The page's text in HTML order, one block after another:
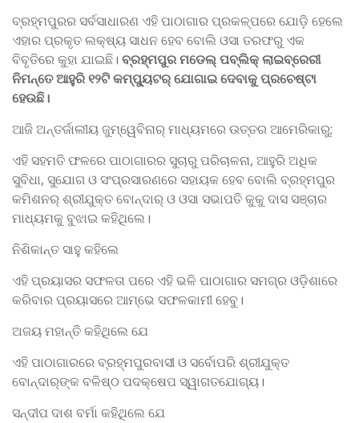
ବ୍ରହ୍ମପୁରର ସର୍ବସାଧାରଣ ଏହି ପାଠାଗାର ପ୍ରକଳ୍ପରେ ଯୋଡ଼ି ହେଲେ
ଏହାର ପ୍ରକୃତ ଲକ୍ଷ୍ୟ ସାଧନ ହେବ ବୋଲି ଓସା ତରଫରୁ ଏକ
ବିବୃତିରେ କୁହା ଯାଇଛି। ବ୍ରହ୍ମପୁର ମଡେଲ୍‌ ପବ୍ଲିକ୍‌ ଲାଇବ୍ରେରୀ
ନିମନ୍ତେ ଆହୁରି ୧୨ଟି କମ୍ପ୍ୟୁଟର୍‌ ଯୋଗାଇ ଦେବାକୁ ପ୍ରଚେଷ୍ଟା
ହେଉଛି।
ଆଜି ଅନ୍ତର୍ଜାଲୀୟ ଜୁମ୍‌ୱେବିନାର୍‌ ମାଧ୍ୟମରେ ଉତ୍ତର ଆମେରିକାରୁ;
ଏହି ସହମତି ଫଳରେ ପାଠାଗାରର ସୁଚାରୁ ପରିଚାଳନା, ଆହୁରି ଅଧିକ
ସୁବିଧା, ସୁଯୋଗ ଓ ସଂପ୍ରସାରଣରେ ସହାୟକ ହେବ ବୋଲି ବ୍ରହ୍ମପୁର
କମିଶନର୍‌ ଶ୍ରୀଯୁକ୍ତ ବୋନ୍ଦାର୍‌ ଓ ଓସା ସଭାପତି କୁକୁ ଦାସ ସଞ୍ଚାର
ମାଧ୍ୟମକୁ ବୁଝାଇ କହିଥିଲେ।
ନିଶିକାନ୍ତ ସାହୁ କହିଲେ
ଏହି ପ୍ରୟାସର ସଫଳତା ପରେ ଏହି ଭଳି ପାଠାଗାର ସମଗ୍ର ଓଡ଼ିଶାରେ
କରିବାର ପ୍ରୟାସରେ ଆମ୍ଭେ ସଫଳକାମୀ ହେବୁ।
ଅଜୟ ମହାନ୍ତି କହିଥିଲେ ଯେ
ଏହି ପାଠାଗାରରେ ବ୍ରହ୍ମପୁରବାସୀ ଓ ସର୍ବୋପରି ଶ୍ରୀଯୁକ୍ତ
ବୋନ୍ଦାର୍‌ଙ୍କ ବଳିଷ୍ଠ ପଦକ୍ଷେପ ସ୍ୱାଗତଯୋଗ୍ୟ।
ସନ୍ଦୀପ ଦାଶ ବର୍ମା କହିଥିଲେ ଯେ